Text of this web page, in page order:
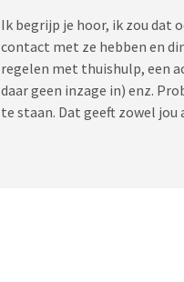
Ik begrijp je hoor, ik zou dat
contact met ze hebben en
regelen met thuishulp, een
daar geen inzage in) enz.
te staan. Dat geeft zowel jou